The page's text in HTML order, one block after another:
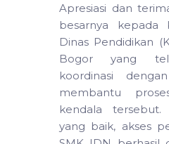
Apresiasi dan
besarnya kepada
Dinas Pendidikan
Bogor yang
koordinasi
membantu
kendala
yang baik, akses